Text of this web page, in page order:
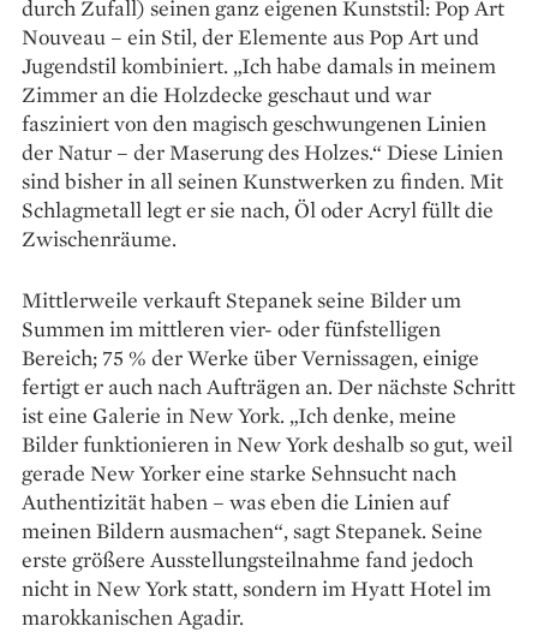
durch Zufall) seinen ganz eigenen Kunststil: Pop Art
Nouveau – ein Stil, der Elemente aus Pop Art und
Jugendstil kombiniert. „Ich habe damals in meinem
Zimmer an die Holzdecke geschaut und war
fasziniert von den magisch geschwungenen Linien
der Natur – der Maserung des Holzes.“ Diese Linien
sind bisher in all seinen Kunstwerken zu finden. Mit
Schlagmetall legt er sie nach, Öl oder Acryl füllt die
Zwischenräume.
Mittlerweile verkauft Stepanek seine Bilder um
Summen im mittleren vier- oder fünfstelligen
Bereich; 75 % der Werke über Vernissagen, einige
fertigt er auch nach Aufträgen an. Der nächste Schritt
ist eine Galerie in New York. „Ich denke, meine
Bilder funktionieren in New York deshalb so gut, weil
gerade New Yorker eine starke Sehnsucht nach
Authentizität haben – was eben die Linien auf
meinen Bildern ausmachen“, sagt Stepanek. Seine
erste größere Ausstellungsteilnahme fand jedoch
nicht in New York statt, sondern im Hyatt Hotel im
marokkanischen Agadir.